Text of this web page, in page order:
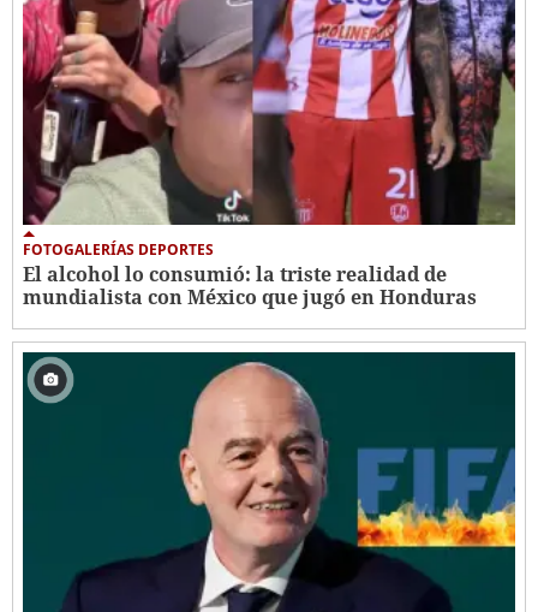
FOTOGALERÍAS DEPORTES
El alcohol lo consumió: la triste realidad de
mundialista con México que jugó en Honduras